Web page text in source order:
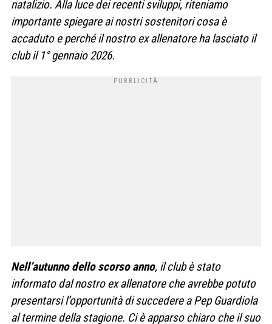
natalizio. Alla luce dei recenti sviluppi, riteniamo
importante spiegare ai nostri sostenitori cosa è
accaduto e perché il nostro ex allenatore ha lasciato il
club il 1° gennaio 2026.
Nell’autunno dello scorso anno, il club è stato
informato dal nostro ex allenatore che avrebbe potuto
presentarsi l’opportunità di succedere a Pep Guardiola
al termine della stagione. Ci è apparso chiaro che il suo